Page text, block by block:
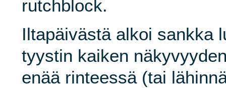
rutchblock.
Iltapäivästä alkoi sankka
tyystin kaiken
enää rinteessä (tai